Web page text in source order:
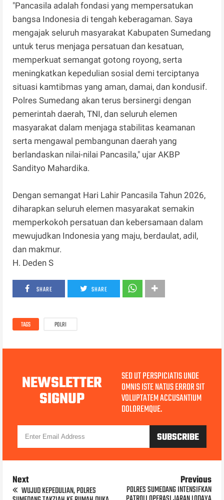
"Pancasila adalah fondasi yang mempersatukan
bangsa Indonesia di tengah keberagaman. Saya
mengajak seluruh masyarakat Kabupaten Sumedang
untuk terus menjaga persatuan dan kesatuan,
memperkuat semangat gotong royong, serta
meningkatkan kepedulian sosial demi terciptanya
situasi kamtibmas yang aman, damai, dan kondusif.
Polres Sumedang akan terus bersinergi dengan
pemerintah daerah, TNI, dan seluruh elemen
masyarakat dalam menjaga stabilitas keamanan
serta mengawal pembangunan daerah yang
berlandaskan nilai-nilai Pancasila," ujar AKBP
Sandityo Mahardika.
Dengan semangat Hari Lahir Pancasila Tahun 2026,
diharapkan seluruh elemen masyarakat semakin
memperkokoh persatuan dan kebersamaan dalam
mewujudkan Indonesia yang maju, berdaulat, adil,
dan makmur.
H. Deden S
SHARE SHARE
TAGS POLRI
NEWSLETTER
SIGNUP
SED UT PERSPICIATIS UNDE
OMNIS ISTE NATUS ERROR SIT
VOLUPTATEM ACCUSANTIUM
DOLOREMQUE.
Next
WUJUD KEPEDULIAN, POLRES
Previous
POLRES SUMEDANG INTENSIFKAN